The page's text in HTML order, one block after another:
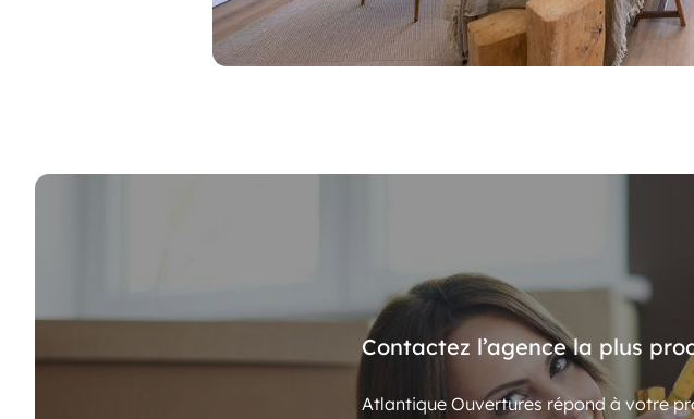
Contactez l’agence la plus
Atlantique Ouvertures répond à votre